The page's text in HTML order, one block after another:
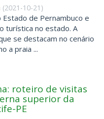
(2021-10-21 )
Estado de Pernambuco e
turística no estado. A
se destacam no cenário
a praia ...
roteiro de visitas
superior da
PE